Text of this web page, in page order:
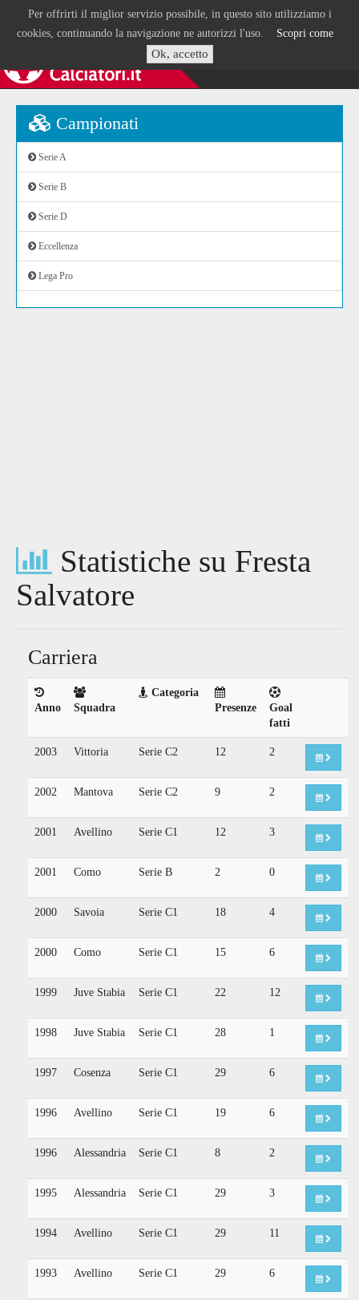
Per offrirti il miglior servizio possibile, in questo sito utilizziamo i
cookies, continuando la navigazione ne autorizzi l'uso. Scopri come
Ok, accetto
Campionati
Serie A
Serie B
Serie D
Eccellenza
Lega Pro
Statistiche su Fresta
Salvatore
Carriera
Anno Squadra
Categoria
Presenze
Goal
fatti
2003 Vittoria Serie C2 12 2
2002 Mantova Serie C2 9 2
2001 Avellino Serie C1 12 3
2001 Como Serie B 2 0
2000 Savoia Serie C1 18 4
2000 Como Serie C1 15 6
1999 Juve Stabia Serie C1 22 12
1998 Juve Stabia Serie C1 28 1
1997 Cosenza Serie C1 29 6
1996 Avellino Serie C1 19 6
1996 Alessandria Serie C1 8 2
1995 Alessandria Serie C1 29 3
1994 Avellino Serie C1 29 11
1993 Avellino Serie C1 29 6